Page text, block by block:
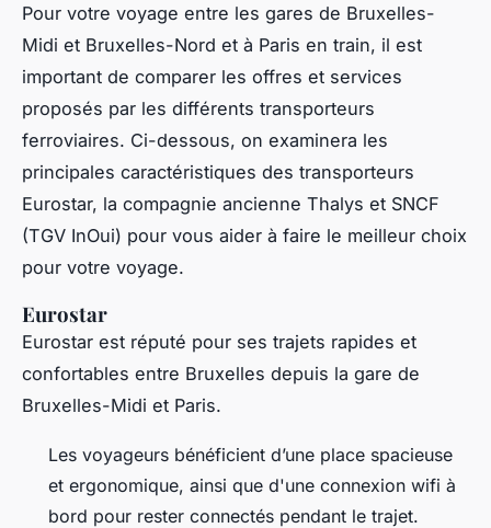
Pour votre voyage entre les gares de Bruxelles-
Midi et Bruxelles-Nord et à Paris en train, il est
important de comparer les offres et services
proposés par les différents transporteurs
ferroviaires. Ci-dessous, on examinera les
principales caractéristiques des transporteurs
Eurostar, la compagnie ancienne Thalys et SNCF
(TGV InOui) pour vous aider à faire le meilleur choix
pour votre voyage.
Eurostar
Eurostar est réputé pour ses trajets rapides et
confortables entre Bruxelles depuis la gare de
Bruxelles-Midi et Paris.
Les voyageurs bénéficient d’une place spacieuse
et ergonomique, ainsi que d'une connexion wifi à
bord pour rester connectés pendant le trajet.